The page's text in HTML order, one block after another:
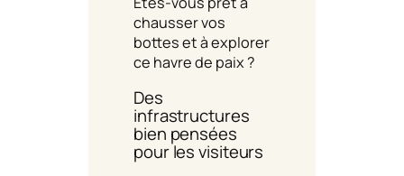
chausser vos
bottes et à explorer
ce havre de paix ?
Des
infrastructures
bien pensées
pour les visiteurs